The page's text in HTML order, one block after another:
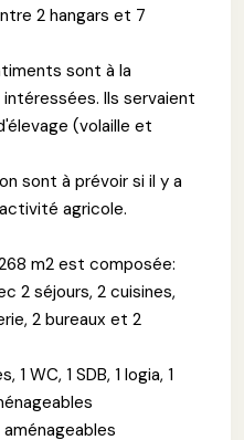
2 hangars et 7
sont à la
Ils servaient
(volaille et
sont à prévoir si il y a
agricole.
m2 est composée:
2 séjours, 2 cuisines,
2 bureaux et 2
WC, 1 SDB, 1 logia, 1